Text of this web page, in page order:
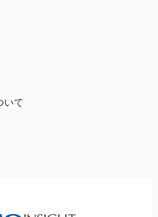
いて